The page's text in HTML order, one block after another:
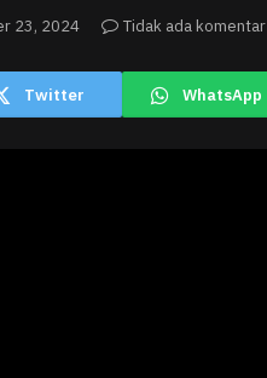
23, 2024 Tidak ada komentar
Twitter WhatsApp